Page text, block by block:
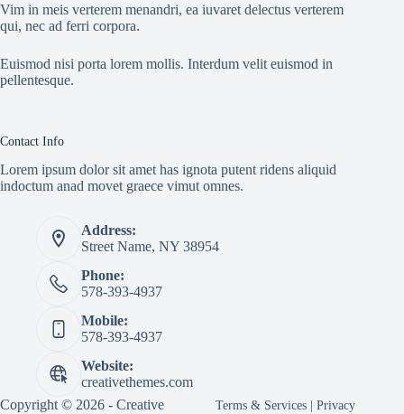
Vim in meis verterem menandri, ea iuvaret delectus verterem
qui, nec ad ferri corpora.
Euismod nisi porta lorem mollis. Interdum velit euismod in
pellentesque.
Contact Info
Lorem ipsum dolor sit amet has ignota putent ridens aliquid
indoctum anad movet graece vimut omnes.
Address:
Street Name, NY 38954
Phone:
578-393-4937
Mobile:
578-393-4937
Website:
creativethemes.com
Copyright © 2026 - Creative
Terms & Services |Privacy